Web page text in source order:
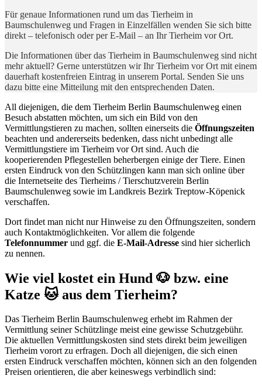
Für genaue Informationen rund um das Tierheim in
Baumschulenweg und Fragen in Einzelfällen wenden Sie sich bitte
direkt – telefonisch oder per E-Mail – an Ihr Tierheim vor Ort.
Die Informationen über das Tierheim in Baumschulenweg sind nicht
mehr aktuell? Gerne unterstützen wir Ihr Tierheim vor Ort mit einem
dauerhaft kostenfreien Eintrag in unserem Portal. Senden Sie uns
dazu bitte eine Mitteilung mit den entsprechenden Daten.
All diejenigen, die dem Tierheim Berlin Baumschulenweg einen
Besuch abstatten möchten, um sich ein Bild von den
Vermittlungstieren zu machen, sollten einerseits die Öffnungszeiten
beachten und andererseits bedenken, dass nicht unbedingt alle
Vermittlungstiere im Tierheim vor Ort sind. Auch die
kooperierenden Pflegestellen beherbergen einige der Tiere. Einen
ersten Eindruck von den Schützlingen kann man sich online über
die Internetseite des Tierheims / Tierschutzverein Berlin
Baumschulenweg sowie im Landkreis Bezirk Treptow-Köpenick
verschaffen.
Dort findet man nicht nur Hinweise zu den Öffnungszeiten, sondern
auch Kontaktmöglichkeiten. Vor allem die folgende
Telefonnummer und ggf. die E-Mail-Adresse sind hier sicherlich
zu nennen.
Wie viel kostet ein Hund 🐶 bzw. eine
Katze 🐱 aus dem Tierheim?
Das Tierheim Berlin Baumschulenweg erhebt im Rahmen der
Vermittlung seiner Schützlinge meist eine gewisse Schutzgebühr.
Die aktuellen Vermittlungskosten sind stets direkt beim jeweiligen
Tierheim vorort zu erfragen. Doch all diejenigen, die sich einen
ersten Eindruck verschaffen möchten, können sich an den folgenden
Preisen orientieren, die aber keineswegs verbindlich sind: